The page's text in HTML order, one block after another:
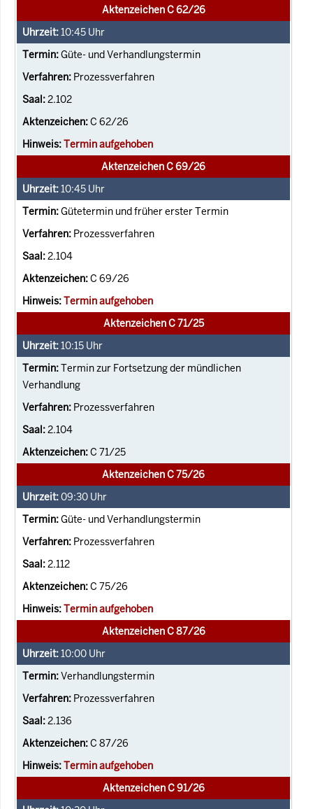
Aktenzeichen C 62/26
10:45 Uhr
Güte- und Verhandlungstermin
Prozessverfahren
2.102
C 62/26
Termin aufgehoben
Aktenzeichen C 69/26
10:45 Uhr
Gütetermin und früher erster Termin
Prozessverfahren
2.104
C 69/26
Termin aufgehoben
Aktenzeichen C 71/25
10:15 Uhr
Termin zur Fortsetzung der mündlichen
Verhandlung
Prozessverfahren
2.104
C 71/25
Aktenzeichen C 75/26
09:30 Uhr
Güte- und Verhandlungstermin
Prozessverfahren
2.112
C 75/26
Termin aufgehoben
Aktenzeichen C 87/26
10:00 Uhr
Verhandlungstermin
Prozessverfahren
2.136
C 87/26
Termin aufgehoben
Aktenzeichen C 91/26